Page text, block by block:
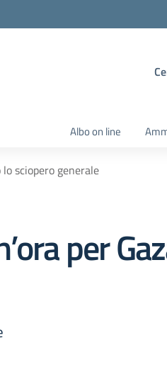
Albo on line
sciopero generale
per